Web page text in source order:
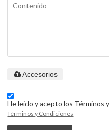
Accesorios
He leido y acepto los Términos
Términos y Condiciones